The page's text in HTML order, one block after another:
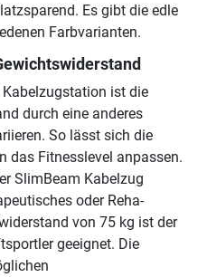
Es gibt die edle
Farbvarianten.
ist die
durch eine anderes
So lässt sich die
das Fitnesslevel anpassen.
SlimBeam Kabelzug
oder Reha-
von 75 kg ist der
geeignet. Die